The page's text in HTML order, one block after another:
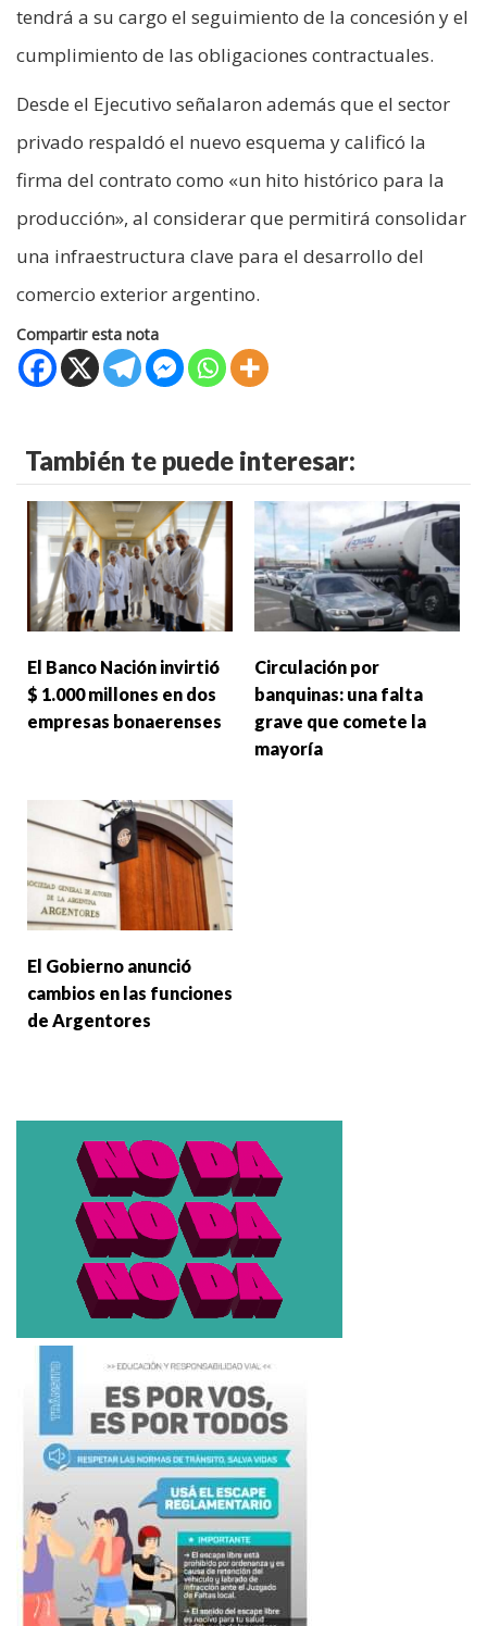
tendrá a su cargo el seguimiento de la concesión y el
cumplimiento de las obligaciones contractuales.
Desde el Ejecutivo señalaron además que el sector
privado respaldó el nuevo esquema y calificó la
firma del contrato como «un hito histórico para la
producción», al considerar que permitirá consolidar
una infraestructura clave para el desarrollo del
comercio exterior argentino.
Compartir esta nota
También te puede interesar:
El Banco Nación invirtió
$ 1.000 millones en dos
empresas bonaerenses
Circulación por
banquinas: una falta
grave que comete la
mayoría
El Gobierno anunció
cambios en las funciones
de Argentores